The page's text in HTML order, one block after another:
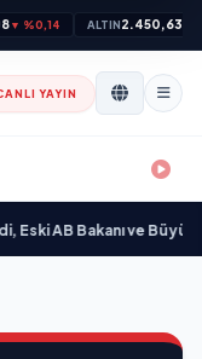
▼ %0,14 ALTIN2.450,63
YAYIN
AB Bakanı ve